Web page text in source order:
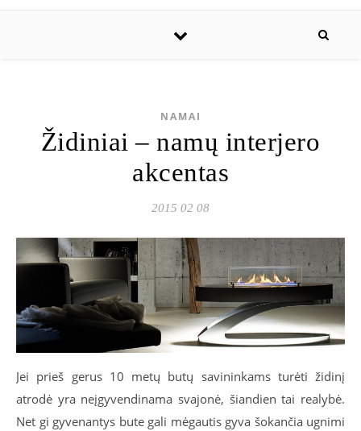
NAMAI
Židiniai – namų interjero
akcentas
2015 02 08
Jei prieš gerus 10 metų butų savininkams turėti židinį
atrodė yra neįgyvendinama svajonė, šiandien tai realybė.
Net gi gyvenantys bute gali mėgautis gyva šokančia ugnimi